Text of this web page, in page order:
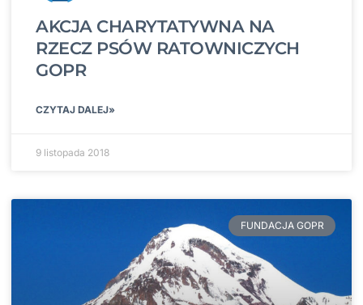
AKCJA CHARYTATYWNA NA
RZECZ PSÓW RATOWNICZYCH
GOPR
CZYTAJ DALEJ»
9 listopada 2018
FUNDACJA GOPR